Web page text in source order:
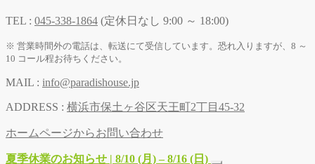
TEL : 045-338-1864 (定休日なし 9:00 ～ 18:00)
※ 営業時間外の電話は、転送にて受信しています。恐れ入りますが、8 ～
10 コール程お待ちください。
MAIL : info@paradishouse.jp
ADDRESS : 横浜市保土ヶ谷区天王町2丁目45-32
ホームページからお問い合わせ
夏季休業のお知らせ | 8/10 (月) – 8/16 (日)